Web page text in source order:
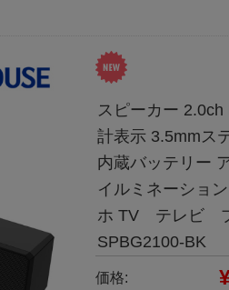
スピーカー
計表示 3.5mmス
内蔵バッテリー
イルミネーショ
ホ TV テレビ
SPBG2100-BK
価格: